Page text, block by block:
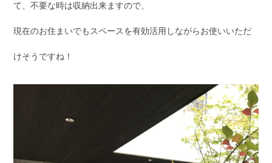
て、不要な時は収納出来ますので、
現在のお住まいでもスペースを有効活用しながらお使いいただ
けそうですね！